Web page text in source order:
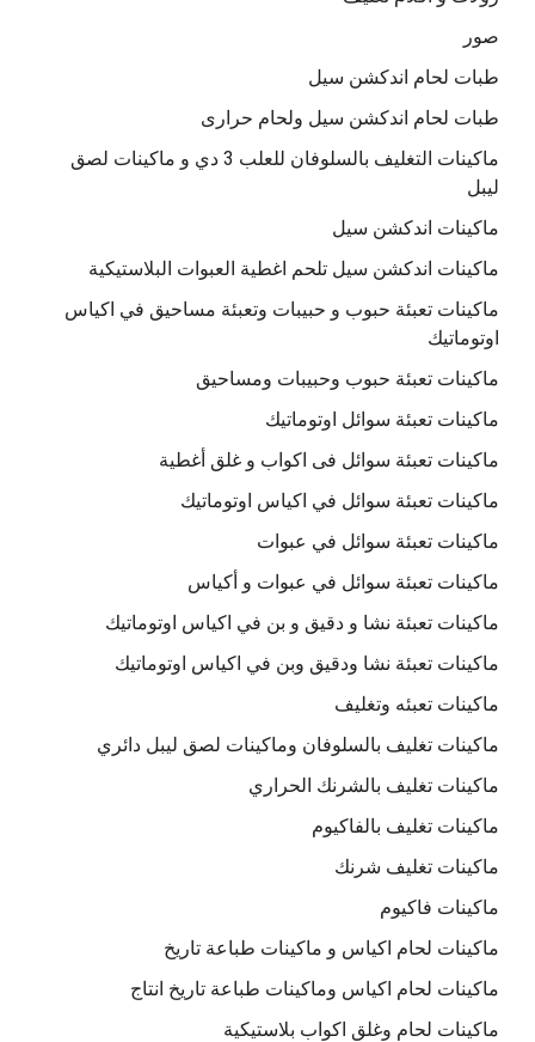
صور
طبات لحام اندكشن سيل
طبات لحام اندكشن سيل ولحام حرارى
ماكينات التغليف بالسلوفان للعلب 3 دي و ماكينات لصق
ليبل
ماكينات اندكشن سيل
ماكينات اندكشن سيل تلحم اغطية العبوات البلاستيكية
ماكينات تعبئة حبوب و حبيبات وتعبئة مساحيق في اكياس
اوتوماتيك
ماكينات تعبئة حبوب وحبيبات ومساحيق
ماكينات تعبئة سوائل اوتوماتيك
ماكينات تعبئة سوائل فى اكواب و غلق أغطية
ماكينات تعبئة سوائل في اكياس اوتوماتيك
ماكينات تعبئة سوائل في عبوات
ماكينات تعبئة سوائل في عبوات و أكياس
ماكينات تعبئة نشا و دقيق و بن في اكياس اوتوماتيك
ماكينات تعبئة نشا ودقيق وبن في اكياس اوتوماتيك
ماكينات تعبئه وتغليف
ماكينات تغليف بالسلوفان وماكينات لصق ليبل دائري
ماكينات تغليف بالشرنك الحراري
ماكينات تغليف بالفاكيوم
ماكينات تغليف شرنك
ماكينات فاكيوم
ماكينات لحام اكياس و ماكينات طباعة تاريخ
ماكينات لحام اكياس وماكينات طباعة تاريخ انتاج
ماكينات لحام وغلق اكواب بلاستيكية